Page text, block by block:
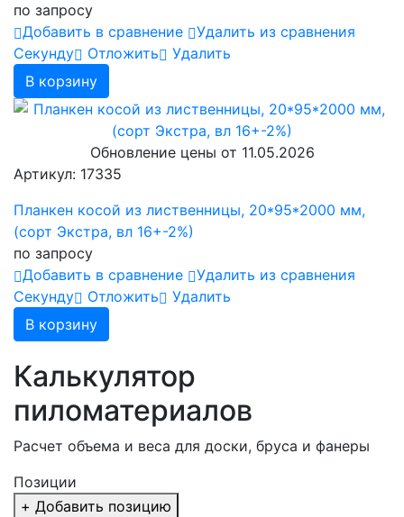
по запросу
Добавить в сравнение
Удалить из сравнения
Cекунду
Отложить
Удалить
В корзину
Обновление цены от 11.05.2026
Артикул: 17335
Планкен косой из лиственницы, 20*95*2000 мм,
(сорт Экстра, вл 16+-2%)
по запросу
Добавить в сравнение
Удалить из сравнения
Cекунду
Отложить
Удалить
В корзину
Калькулятор
пиломатериалов
Расчет объема и веса для доски, бруса и фанеры
Позиции
+ Добавить позицию